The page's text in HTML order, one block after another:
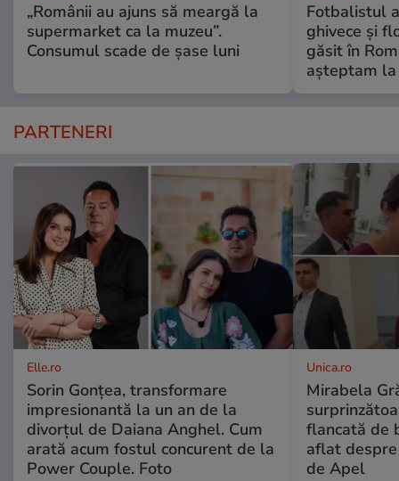
„Românii au ajuns să meargă la
supermarket ca la muzeu”.
Consumul scade de șase luni
Fotbalistul
ghivece și
găsit în
așteptam la
PARTENERI
Elle.ro
Sorin Gonțea, transformare
impresionantă la un an de la
divorțul de Daiana Anghel. Cum
arată acum fostul concurent de la
Power Couple. Foto
Unica.ro
Mirabela
flancată de
aflat
de Apel